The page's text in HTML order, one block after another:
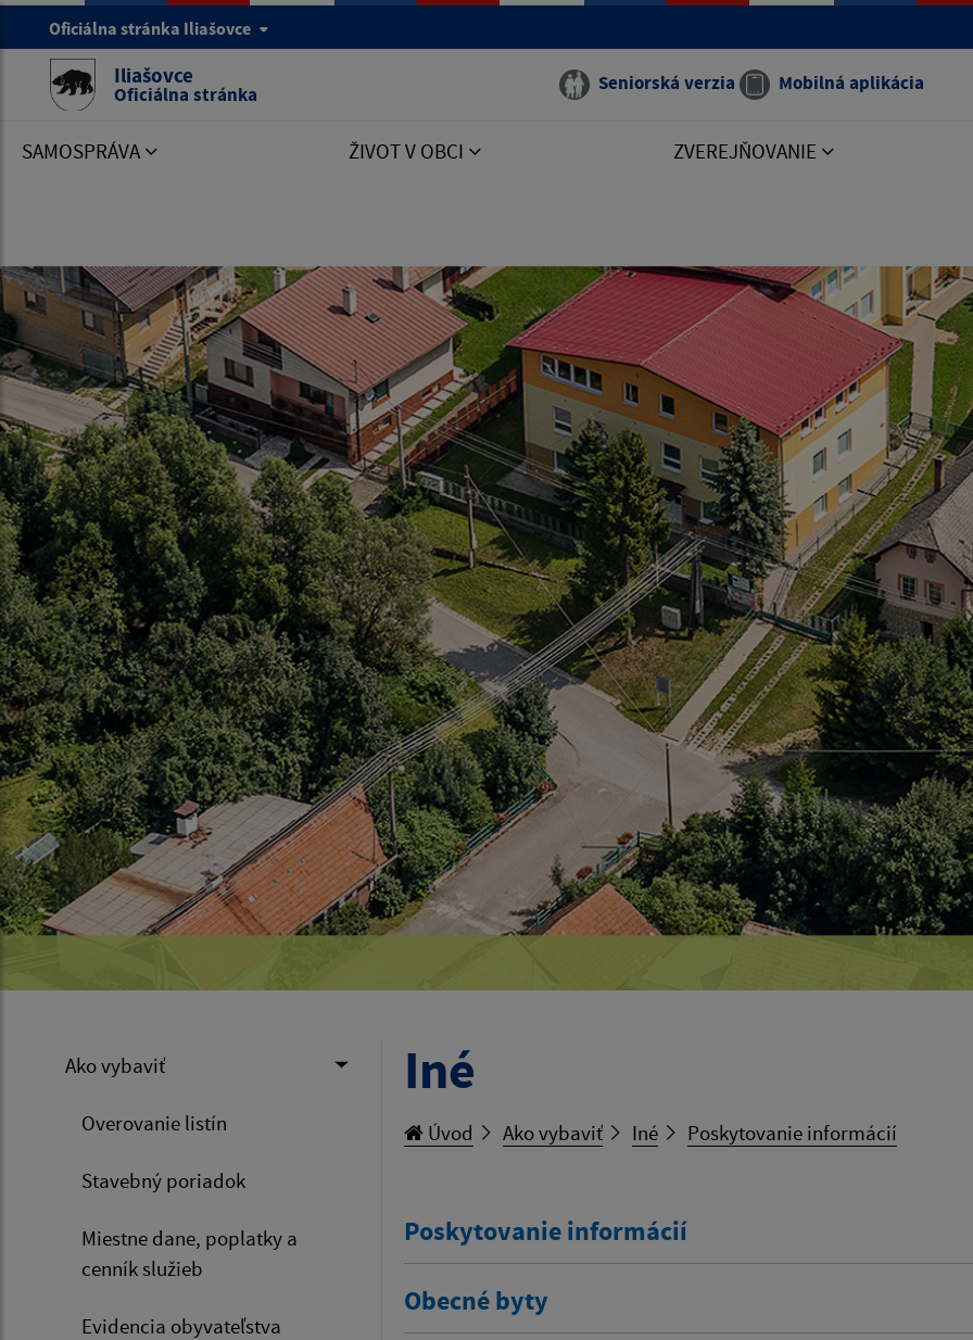
Oficiálna stránka Iliašovce
Iliašovce
Oficiálna stránka Seniorská verzia Mobilná aplikácia
SAMOSPRÁVA ŽIVOT V OBCI ZVEREJŇOVANIE
Ako vybaviť
Overovanie listín
Stavebný poriadok
Miestne dane, poplatky a
cenník služieb
Evidencia obyvateľstva
Iné
Úvod Ako vybaviť Iné Poskytovanie informácií
Poskytovanie informácií
Obecné byty